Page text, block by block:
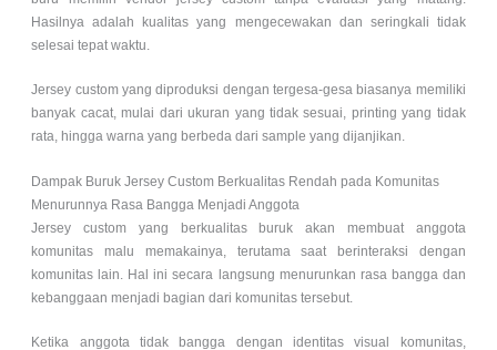
Hasilnya adalah kualitas yang mengecewakan dan seringkali tidak
selesai tepat waktu.
Jersey custom yang diproduksi dengan tergesa-gesa biasanya memiliki
banyak cacat, mulai dari ukuran yang tidak sesuai, printing yang tidak
rata, hingga warna yang berbeda dari sample yang dijanjikan.
Dampak Buruk Jersey Custom Berkualitas Rendah pada Komunitas
Menurunnya Rasa Bangga Menjadi Anggota
Jersey custom yang berkualitas buruk akan membuat anggota
komunitas malu memakainya, terutama saat berinteraksi dengan
komunitas lain. Hal ini secara langsung menurunkan rasa bangga dan
kebanggaan menjadi bagian dari komunitas tersebut.
Ketika anggota tidak bangga dengan identitas visual komunitas,